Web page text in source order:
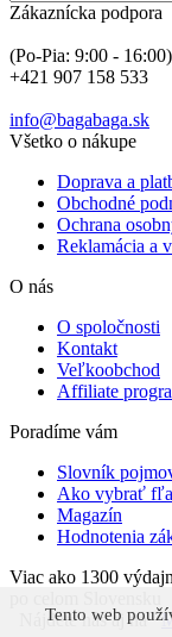
Zákaznícka podpora
(Po-Pia: 9:00 - 16:00)
+421 907 158 533
info@bagabaga.sk
Všetko o nákupe
Doprava a
Obchodné
Ochrana
Reklamácia a
O nás
O spoločnosti
Kontakt
Veľkoobchod
Affiliate
Poradíme vám
Slovník
Ako vybrať
Magazín
Hodnotenia
Viac ako 1300
Nájdete nás aj na
Tento web